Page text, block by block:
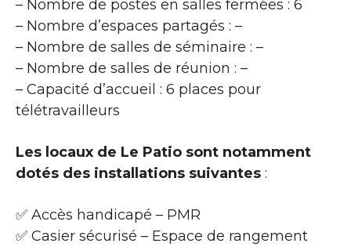
– Nombre de postes en salles fermées : 6
– Nombre d’espaces partagés : –
– Nombre de salles de séminaire : –
– Nombre de salles de réunion : –
– Capacité d’accueil : 6 places pour
télétravailleurs
Les locaux de Le Patio sont notamment
dotés des installations suivantes :
✅ Accès handicapé – PMR
✅ Casier sécurisé – Espace de rangement